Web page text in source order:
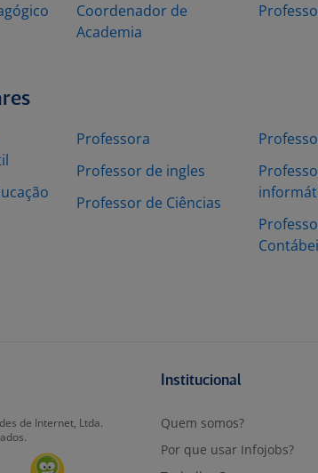
Coordenador de
Academia
Professora
Professor de ingles
Professor de Ciências
de Internet, Ltda.
Institucional
Quem somos?
Por que usar Infojobs?